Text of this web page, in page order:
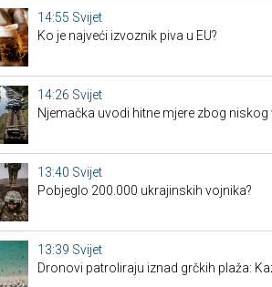
14:55 Svijet
Ko je najveći izvoznik piva u EU?
14:26 Svijet
Njemačka uvodi hitne mjere zbog
13:40 Svijet
Pobjeglo 200.000 ukrajinskih vojnika?
13:39 Svijet
Dronovi patroliraju iznad grčkih plaža: